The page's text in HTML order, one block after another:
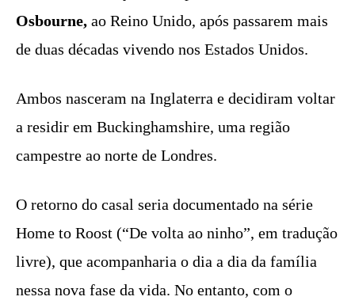
Osbourne, ao Reino Unido, após passarem mais
de duas décadas vivendo nos Estados Unidos.
Ambos nasceram na Inglaterra e decidiram voltar
a residir em Buckinghamshire, uma região
campestre ao norte de Londres.
O retorno do casal seria documentado na série
Home to Roost (“De volta ao ninho”, em tradução
livre), que acompanharia o dia a dia da família
nessa nova fase da vida. No entanto, com o